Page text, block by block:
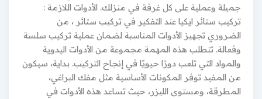
جميلة وعملية على كل غرفة في منزلك. الأدوات اللازمة :
تركيب ستائر ايكيا عند التفكير في تركيب ستائر ، من
الضروري تجهيز الأدوات المناسبة لضمان عملية تركيب سلسة
وفعالة. تتطلب هذه المهمة مجموعة من الأدوات اليدوية
والمواد التي تلعب دورًا حيويًا في إنجاح التركيب. بداية، سيكون
من المفيد توفر المكونات الأساسية مثل مفك البراغي،
المطرقة، ومستوى الليزر، حيث تساعد هذه الأدوات في